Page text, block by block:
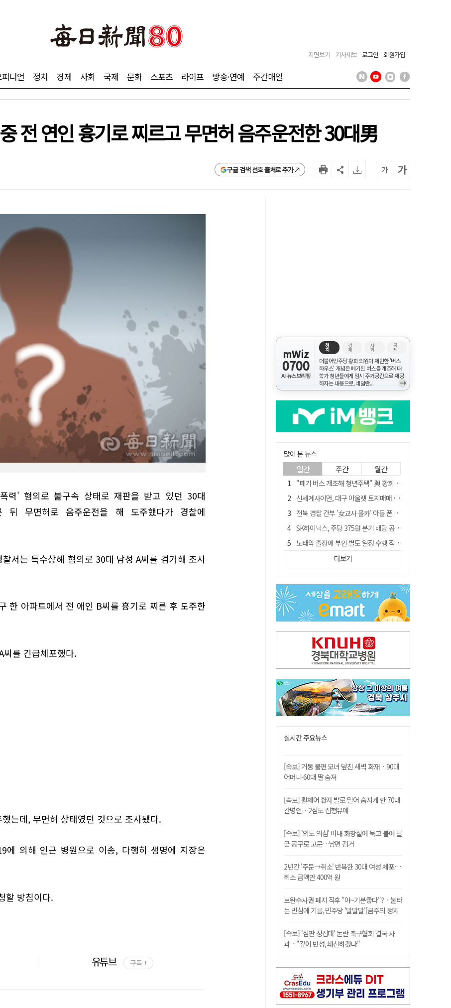
지면보기 기사제보 로그인 회원가입
니언 정치 경제 사회 국제 문화 스포츠 라이프 방송·연예 주간매일
전 연인 흉기로 찌르고 무면허 음주운전한 30대男
구글 검색 선호 출처로 추가 가 가
력' 혐의로 불구속 상태로 재판을 받고 있던 30대
무면허로 음주운전을 해 도주했다가 경찰에
서는 특수상해 혐의로 30대 남성 A씨를 검거해 조사
한 아파트에서 전 애인 B씨를 흉기로 찌른 후 도주한
를 긴급체포했다.
는데, 무면허 상태였던 것으로 조사됐다.
에 의해 인근 병원으로 이송, 다행히 생명에 지장은
할 방침이다.
유튜브 구독 +
mWiz
0700
AI 뉴스브리핑
정
치
경
제
사
회
국
제
더불어민주당 황희 의원이 제안한 '버스
하우스' 개념은 폐기된 버스를 개조해 대
학가 청년들에게 임시 주거공간으로 제공
하자는 내용으로, 네덜란...
→
많이 본 뉴스
일간 주간 월간
"폐기 버스 개조해 청년주택" 與 황희…'딸 학비는 年 4200만원'
신세계사이먼, 대구 아울렛 토지매매 계약 체결… 사업 본궤도
전북 경찰 간부 '女교사 몰카' 아들 폰 부수고…"처벌 못하는 사안" 내부망에 글
SK하이닉스, 주당 375원 분기 배당 공시…"3분기 중 주주환원 방안 확정"
노태악 출장에 부인 별도 일정 수행 직원도…보고서엔 '공식일정 참석'
'새 아시아쿼터는 어떨까' 삼성 라이온즈, 새 얼굴 투수 미야모리 영입
박권현 청도군수, '햇빛 연금 사업' 공약 시동걸어
통합 고속철 할인 '반짝 3년'…이후 요금 도로 오른다?
"골프채로 YG 신사옥 출입문 '쾅쾅'…20대 여성 현행범 체포"[영상]
더보기
실시간 주요뉴스
[속보] 거동 불편 모녀 덮친 새벽 화재…90대
어머니·60대 딸 숨져
[속보] 휠체어 환자 발로 밀어 숨지게 한 70대
간병인…2심도 집행유예
[속보] '외도 의심' 아내 화장실에 묶고 불에 달
군 공구로 고문…남편 검거
2년간 '주문→취소' 반복한 30대 여성 체포…
취소 금액만 400억 원
보완수사권 폐지 직후 "야~기분좋다"?…불타
는 민심에 기름, 민주당 '말말말'[금주의 정치
[속보] '심판 성접대' 논란 축구협회 결국 사
과…"깊이 반성, 쇄신하겠다"